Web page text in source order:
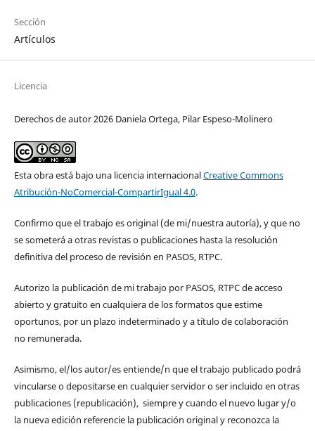
Sección
Artículos
Licencia
Derechos de autor 2026 Daniela Ortega, Pilar Espeso-Molinero
Esta obra está bajo una licencia internacionalCreative Commons
Atribución-NoComercial-CompartirIgual 4.0.
Confirmo que el trabajo es original (de mi/nuestra autoría), y que no
se someterá a otras revistas o publicaciones hasta la resolución
definitiva del proceso de revisión en PASOS, RTPC.
Autorizo la publicación de mi trabajo por PASOS, RTPC de acceso
abierto y gratuito en cualquiera de los formatos que estime
oportunos, por un plazo indeterminado y a título de colaboración
no remunerada.
Asimismo, el/los autor/es entiende/n que el trabajo publicado podrá
vincularse o depositarse en cualquier servidor o ser incluido en otras
publicaciones (republicación), siempre y cuando el nuevo lugar y/o
la nueva edición referencie la publicación original y reconozca la